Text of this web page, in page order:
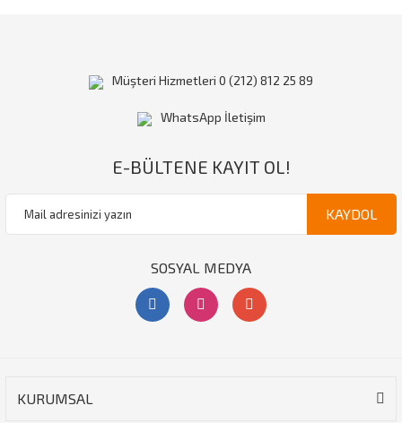
KURUMSAL
Müşteri Hizmetleri 0 (212) 812 25 89
WhatsApp İletişim
E-BÜLTENE KAYIT OL!
KAYDOL
SOSYAL MEDYA